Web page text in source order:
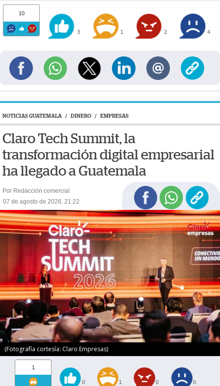
10
3 1 2 4
NOTICIAS GUATEMALA / DINERO / EMPRESAS
Claro Tech Summit, la
transformación digital empresarial
ha llegado a Guatemala
Por Redacción comercial
07 de agosto de 2026, 21:22
(Fotografía cortesía: Claro Empresas)
1
0 1 0 0